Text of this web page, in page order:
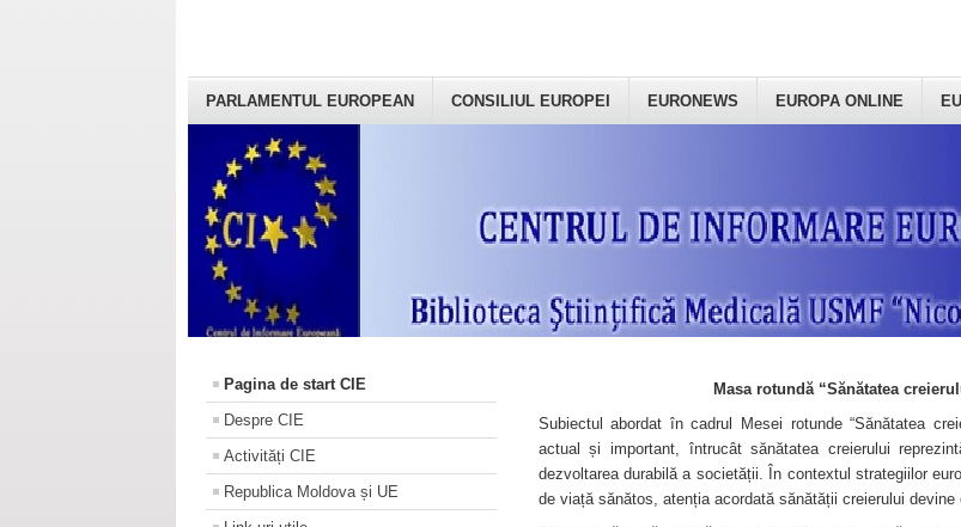
PARLAMENTUL EUROPEAN CONSILIUL EUROPEI EURONEWS EUROPA ONLINE
Pagina de start CIE
Despre CIE
Activități CIE
Republica Moldova și UE
Masa rotundă “Sănătatea
Subiectul abordat în cadrul Mesei rotunde “Sănătatea
actual și important, întrucât sănătatea creierului
dezvoltarea durabilă a societății. În contextul strategiilor
de viață sănătos, atenția acordată sănătății creierului